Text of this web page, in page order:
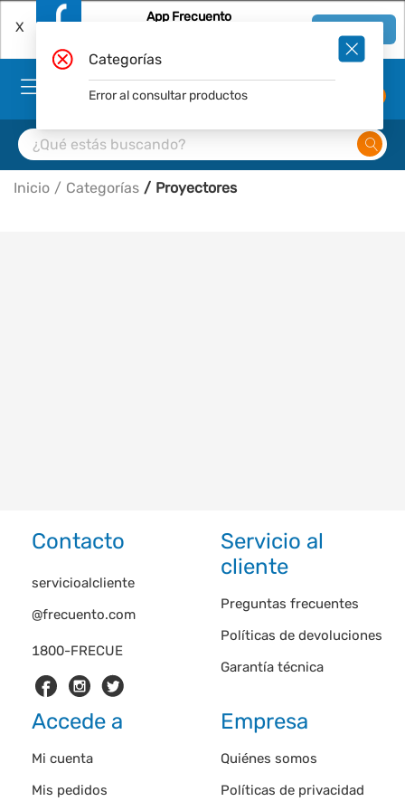
X
App Frecuento
Inicio Categorías Proyectores
Contacto
1800-FRECUE
servicioalcliente
@frecuento.com
Servicio al
cliente
Preguntas frecuentes
Políticas de devoluciones
Garantía técnica
Accede a
Mi cuenta
Mis pedidos
Empresa
Quiénes somos
Políticas de privacidad
Categorías
Error al consultar productos